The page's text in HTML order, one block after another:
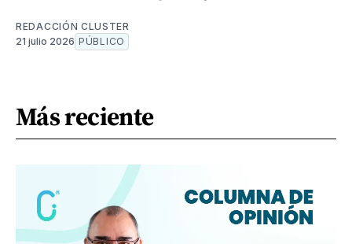
REDACCIÓN CLUSTER
21 julio 2026 PÚBLICO
Más reciente